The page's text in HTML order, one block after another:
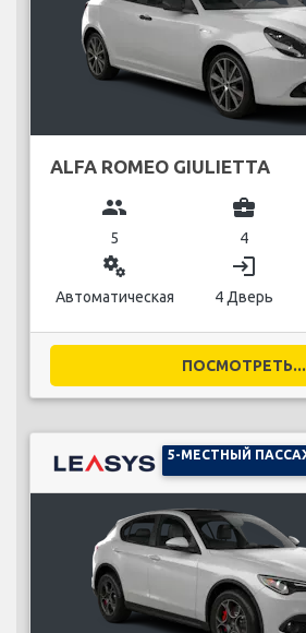
ALFA ROMEO GIULIETTA
group
5
business_center
4
miscellaneous_services
Автоматическая
login
4 Дверь
ПОСМОТРЕТЬ...